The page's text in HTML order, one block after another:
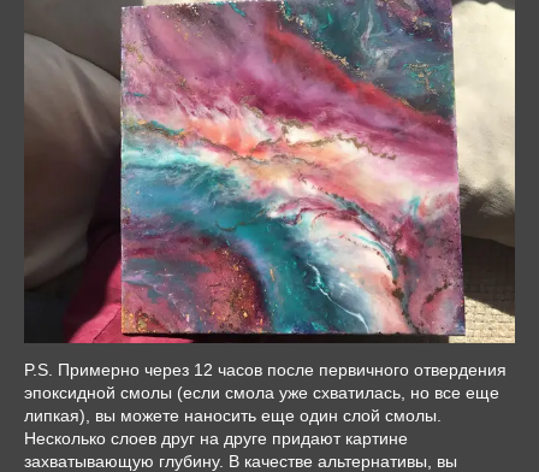
P.S. Примерно через 12 часов после первичного отвердения
эпоксидной смолы (если смола уже схватилась, но все еще
липкая), вы можете наносить еще один слой смолы.
Несколько слоев друг на друге придают картине
захватывающую глубину. В качестве альтернативы, вы